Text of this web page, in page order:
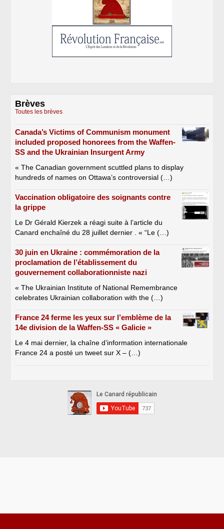
Brèves
Toutes les brèves
Canada’s Victims of Communism monument
included proposed honorees from the Waffen-
SS and the Ukrainian Insurgent Army
« The Canadian government scuttled plans to display
hundreds of names on Ottawa’s controversial (…)
Vaccination obligatoire des soignants contre
la grippe
Le Dr Gérald Kierzek a réagi suite à l’article du
Canard enchaîné du 28 juillet dernier . « “Le (…)
30 juin en Ukraine : commémoration de la
proclamation de l’établissement du
gouvernement collaborationniste nazi
« The Ukrainian Institute of National Remembrance
celebrates Ukrainian collaboration with the (…)
France 24 ferme les yeux sur l’emblème de la
14e division de la Waffen-SS « Galicie »
Le 4 mai dernier, la chaîne d’information internationale
France 24 a posté un tweet sur X – (…)